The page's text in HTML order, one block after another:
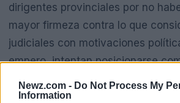
Newz.com - Do Not Process My
Information
dirigentes provinciales por no
mayor firmeza contra lo que
judiciales con motivaciones
empero, intentan posicionarse
presidencial, configurando así una